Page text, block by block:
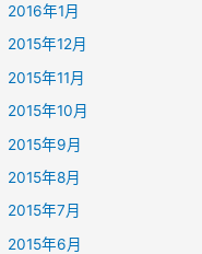
2016年1月
2015年12月
2015年11月
2015年10月
2015年9月
2015年8月
2015年7月
2015年6月